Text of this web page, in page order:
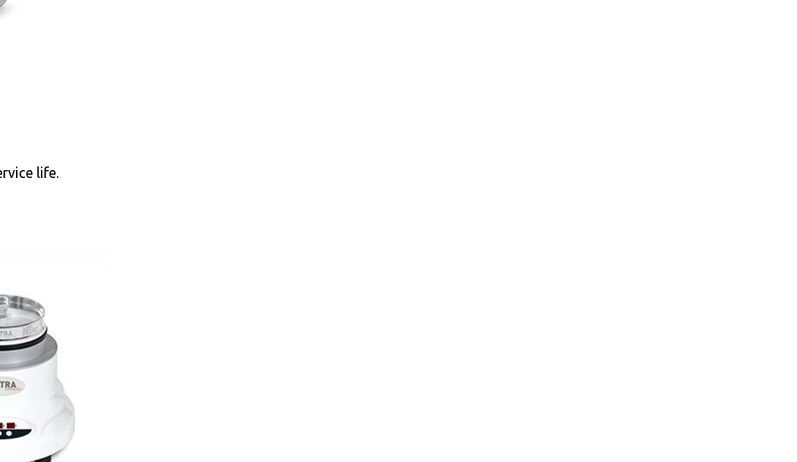
life.